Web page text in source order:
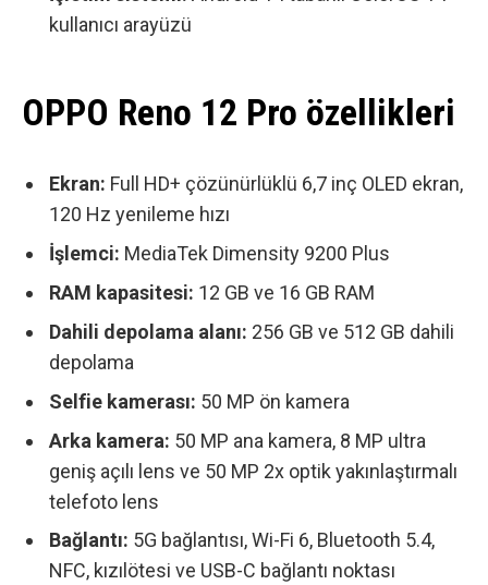
kullanıcı arayüzü
OPPO Reno 12 Pro özellikleri
Ekran: Full HD+ çözünürlüklü 6,7 inç OLED ekran,
120 Hz yenileme hızı
İşlemci: MediaTek Dimensity 9200 Plus
RAM kapasitesi: 12 GB ve 16 GB RAM
Dahili depolama alanı: 256 GB ve 512 GB dahili
depolama
Selfie kamerası: 50 MP ön kamera
Arka kamera: 50 MP ana kamera, 8 MP ultra
geniş açılı lens ve 50 MP 2x optik yakınlaştırmalı
telefoto lens
Bağlantı: 5G bağlantısı, Wi-Fi 6, Bluetooth 5.4,
NFC, kızılötesi ve USB-C bağlantı noktası